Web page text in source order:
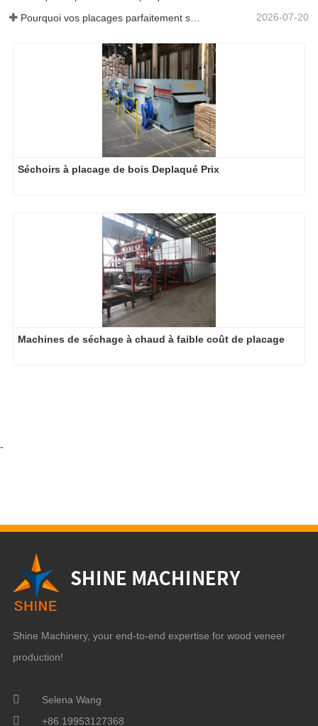
2026-07-20
Séchoirs à placage de bois Deplaqué Prix
Machines de séchage à chaud à faible coût de placage
-
Shine Machinery, your end-to-end expertise for wood veneer
production!
Selena Wang
+86 19953127368